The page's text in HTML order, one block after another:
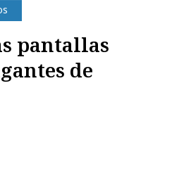
pantallas
de